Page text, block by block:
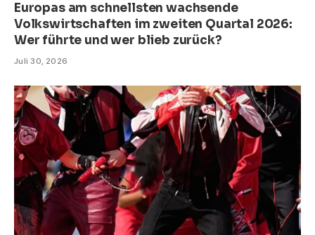
Europas am schnellsten wachsende
Volkswirtschaften im zweiten Quartal 2026:
Wer führte und wer blieb zurück?
Juli 30, 2026